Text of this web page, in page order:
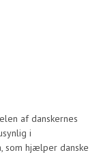
af danskernes
i
som hjælper danske